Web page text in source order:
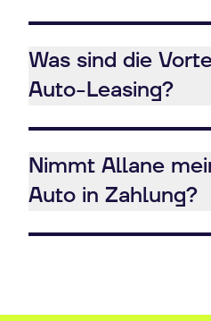
Was sind die
Auto-Leasing?
Nimmt Allane
Auto in Zahlung?